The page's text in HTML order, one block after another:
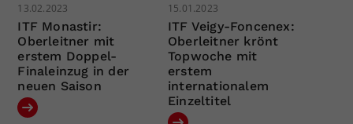
13.02.2023
ITF Monastir:
Oberleitner mit
erstem Doppel-
Finaleinzug in der
neuen Saison
15.01.2023
ITF Veigy-Foncenex:
Oberleitner krönt
Topwoche mit
erstem
internationalem
Einzeltitel